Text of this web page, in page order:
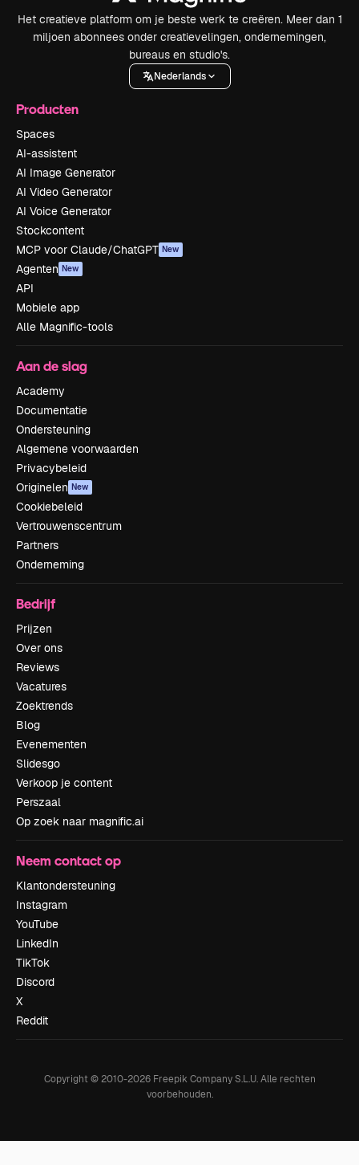
Het creatieve platform om je beste werk te creëren. Meer dan 1
miljoen abonnees onder creatievelingen, ondernemingen,
bureaus en studio's.
Nederlands
Producten
Spaces
AI-assistent
AI Image Generator
AI Video Generator
AI Voice Generator
Stockcontent
MCP voor Claude/ChatGPT New
Agenten New
API
Mobiele app
Alle Magnific-tools
Aan de slag
Academy
Documentatie
Ondersteuning
Algemene voorwaarden
Privacybeleid
Originelen New
Cookiebeleid
Vertrouwenscentrum
Partners
Onderneming
Bedrijf
Prijzen
Over ons
Reviews
Vacatures
Zoektrends
Blog
Evenementen
Slidesgo
Verkoop je content
Perszaal
Op zoek naar magnific.ai
Neem contact op
Klantondersteuning
Instagram
YouTube
LinkedIn
TikTok
Discord
X
Reddit
Copyright © 2010-2026Freepik Company S.L.U. Alle rechten
voorbehouden.